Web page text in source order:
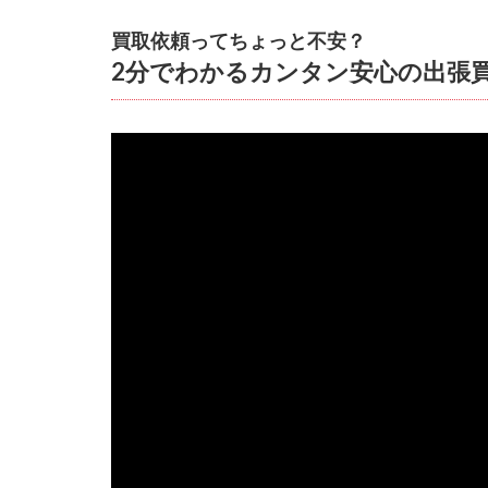
買取依頼ってちょっと不安？
2分でわかるカンタン安心の出張